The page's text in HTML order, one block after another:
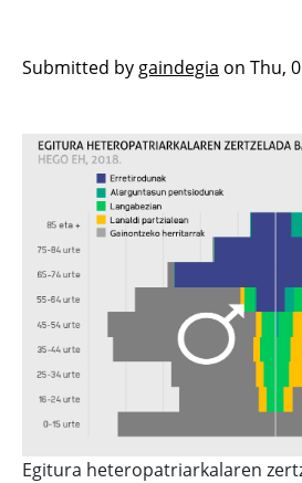
Submitted by gaindegia on Thu,
Egitura heteropatriarkalaren